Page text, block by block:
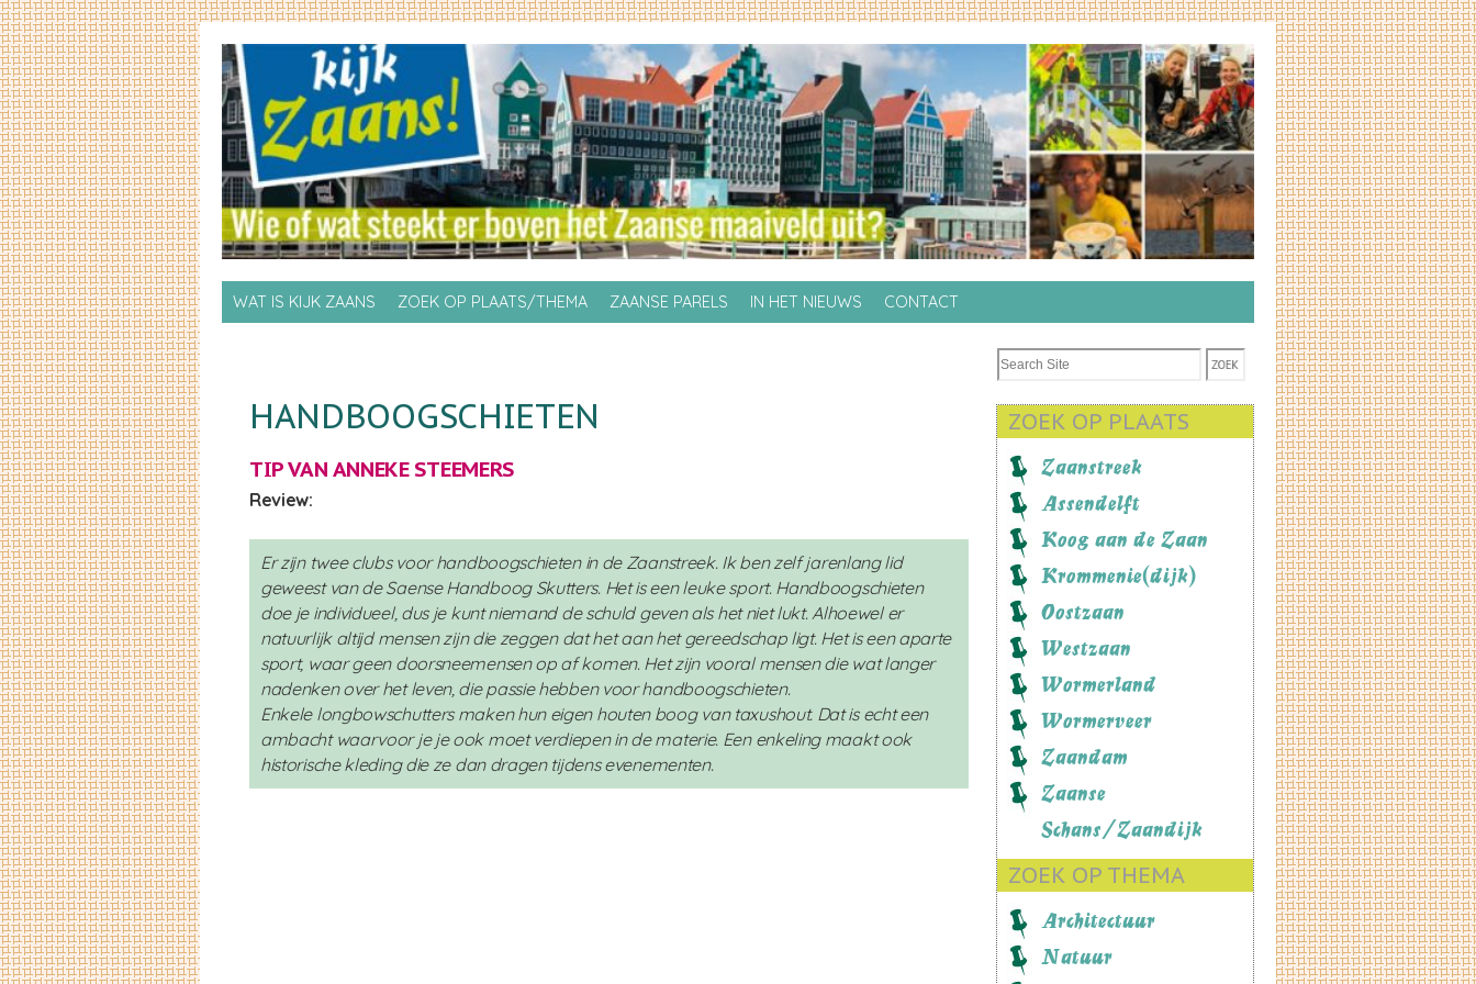
WAT IS KIJK ZAANS ZOEK OP PLAATS/THEMA ZAANSE PARELS IN HET NIEUWS CONTACT
HANDBOOGSCHIETEN
TIP VAN ANNEKE STEEMERS
Review:
Er zijn twee clubs voor handboogschieten in de Zaanstreek. Ik ben zelf jarenlang lid
geweest van de Saense Handboog Skutters. Het is een leuke sport. Handboogschieten
doe je individueel, dus je kunt niemand de schuld geven als het niet lukt. Alhoewel er
natuurlijk altijd mensen zijn die zeggen dat het aan het gereedschap ligt. Het is een aparte
sport, waar geen doorsneemensen op af komen. Het zijn vooral mensen die wat langer
nadenken over het leven, die passie hebben voor handboogschieten.
Enkele longbowschutters maken hun eigen houten boog van taxushout. Dat is echt een
ambacht waarvoor je je ook moet verdiepen in de materie. Een enkeling maakt ook
historische kleding die ze dan dragen tijdens evenementen.
ZOEK OP PLAATS
Zaanstreek
Assendelft
Koog aan de Zaan
Krommenie(dijk)
Oostzaan
Westzaan
Wormerland
Wormerveer
Zaandam
Zaanse
Schans/Zaandijk
ZOEK OP THEMA
Architectuur
Natuur